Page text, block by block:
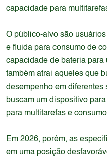
capacidade para
O público-alvo são
e fluida para consumo de
capacidade de bateria
também atrai aqueles que
desempenho em
buscam um dispositivo
para multitarefas e
Em 2026, porém, as
em uma posição